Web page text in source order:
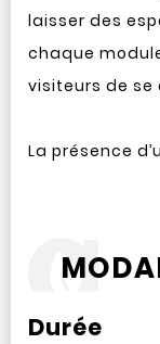
laisser des
chaque
visiteurs de
La présence
Durée